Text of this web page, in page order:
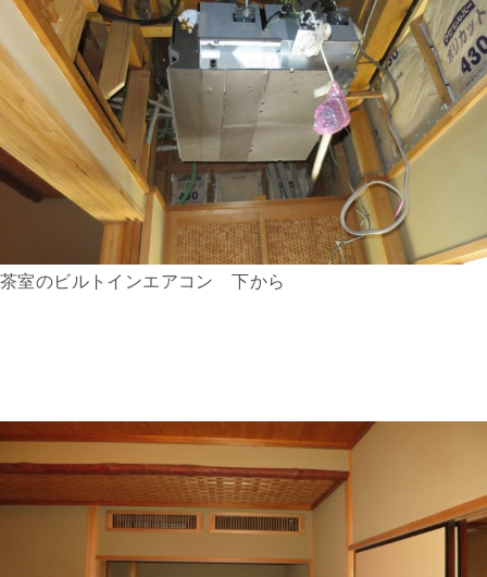
茶室のビルトインエアコン 下から